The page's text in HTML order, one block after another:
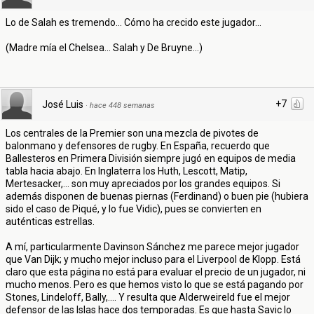
Lo de Salah es tremendo... Cómo ha crecido este jugador...
(Madre mía el Chelsea... Salah y De Bruyne...)
+7
José Luis · hace 448 semanas
Los centrales de la Premier son una mezcla de pivotes de
balonmano y defensores de rugby. En España, recuerdo que
Ballesteros en Primera División siempre jugó en equipos de media
tabla hacia abajo. En Inglaterra los Huth, Lescott, Matip,
Mertesacker,... son muy apreciados por los grandes equipos. Si
además disponen de buenas piernas (Ferdinand) o buen pie (hubiera
sido el caso de Piqué, y lo fue Vidic), pues se convierten en
auténticas estrellas.
A mí, particularmente Davinson Sánchez me parece mejor jugador
que Van Dijk; y mucho mejor incluso para el Liverpool de Klopp. Está
claro que esta página no está para evaluar el precio de un jugador, ni
mucho menos. Pero es que hemos visto lo que se está pagando por
Stones, Lindeloff, Bally,.... Y resulta que Alderweireld fue el mejor
defensor de las Islas hace dos temporadas. Es que hasta Savic lo